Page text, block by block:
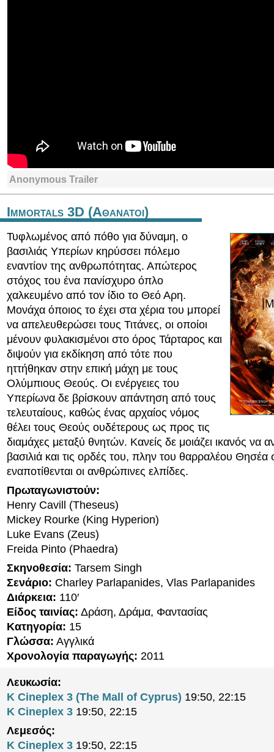
Anonymous Trailer
Immortals 3D (Αθανατοι)
Τυφλωμένος από πόθο για δύναμη, ο
βασιλιάς Υπερίων κηρύσσει πόλεμο
εναντίον της ανθρωπότητας. Απώτερος
στόχος του ένα πανίσχυρο όπλο
χαλκευμένο από τον ίδιο το Θεό Αρη.
Μονάχα όποιος το έχει στα χέρια του μπορεί
να απελευθερώσει τους Τιτάνες, οι οποίοι
μένουν φυλακισμένοι στο όρος Τάρταρος και
διψούν για εκδίκηση από τότε που
ηττήθηκαν στην επική μάχη με τους
Ολύμπιους Θεούς. Οι ενέργειες του
Υπερίωνα δε βρίσκουν απάντηση από τους
τελευταίους, καθώς ένας αρχαίος νόμος
θέλει τους Θεούς ουδέτερους ως προς τις
διαμάχες μεταξύ θνητών. Κανείς δε μοιάζει ικανός να
βασιλιά και τις ορδές του, πλην του θαρραλέου Θησέα
εναποτίθενται οι ανθρώπινες ελπίδες.
Πρωταγωνιστούν:
Henry Cavill (Theseus)
Mickey Rourke (King Hyperion)
Luke Evans (Zeus)
Freida Pinto (Phaedra)
Σκηνοθεσία: Tarsem Singh
Σενάριο: Charley Parlapanides, Vlas Parlapanides
Διάρκεια: 110′
Είδος ταινίας: Δράση, Δράμα, Φαντασίας
Κατηγορία: 15
Γλώσσα: Αγγλικά
Χρονολογία παραγωγής: 2011
Λευκωσία:
K Cineplex 3 (The Mall of Cyprus) 19:50, 22:15
K Cineplex 3 19:50, 22:15
Λεμεσός:
K Cineplex 3 19:50, 22:15